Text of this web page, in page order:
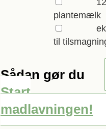
plantemælk
til
Sådan gør du
Start
madlavningen!